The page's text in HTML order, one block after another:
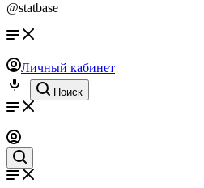
@statbase
Личный кабинет
Поиск